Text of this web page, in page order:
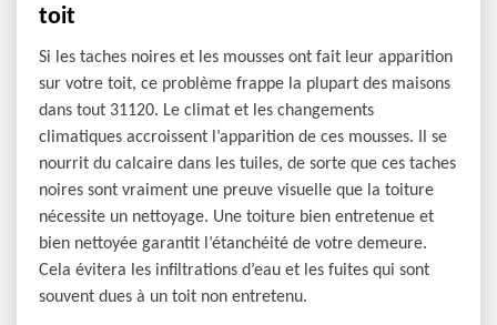
toit
Si les taches noires et les mousses ont fait leur apparition
sur votre toit, ce problème frappe la plupart des maisons
dans tout 31120. Le climat et les changements
climatiques accroissent l’apparition de ces mousses. Il se
nourrit du calcaire dans les tuiles, de sorte que ces taches
noires sont vraiment une preuve visuelle que la toiture
nécessite un nettoyage. Une toiture bien entretenue et
bien nettoyée garantit l’étanchéité de votre demeure.
Cela évitera les infiltrations d’eau et les fuites qui sont
souvent dues à un toit non entretenu.